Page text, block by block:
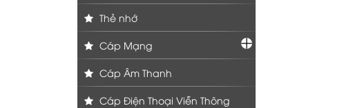
Thẻ nhớ
Cáp Mạng
Cáp Âm Thanh
Cáp Điện Thoại Viễn Thông